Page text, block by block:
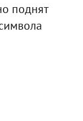
поднят